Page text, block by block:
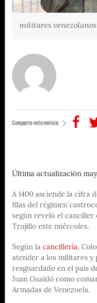
militares
Comparte esta noticia
Última actualización
A 1400 asciende la cifra
filas del régimen
según reveló el canciller
Trujillo este miércoles.
Según la cancillería,
atender a los militares y
resguardado en el país
Juan Guaidó como
Armadas de Venezuela.